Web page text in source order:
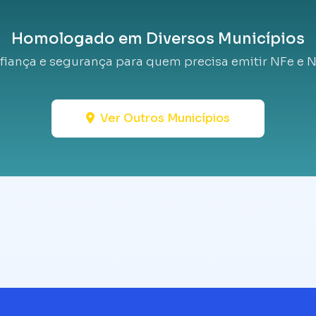
Homologado em Diversos Municípios
e segurança para quem precisa emitir NFe e
Ver Outros Municípios